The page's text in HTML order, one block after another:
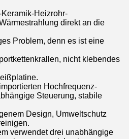
Heizrohr-
direkt an die
Problem, denn es ist eine
nicht klebendes
Hochfrequenz-
Steuerung, stabile
Design, Umweltschutz
verwendet drei unabhängige